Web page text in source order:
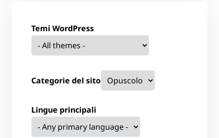
Temi WordPress
Categorie del sito
Lingue principali